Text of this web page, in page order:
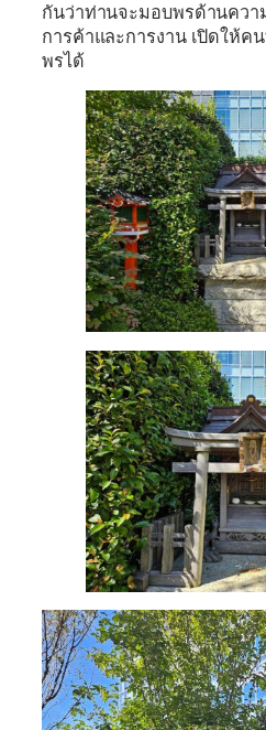
กันว่าท่านจะมอบพรด้านควา
การค้าและการงาน เปิดให้ค
พรได้